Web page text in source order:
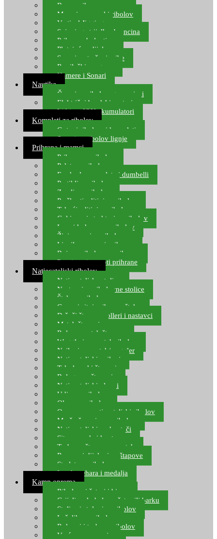
Brum prihrana za more
Mamci za morski ribolov
Vertical Jigging
Spinning strijelke, brancina
Pribor za bolentino
Plutajuća odijela
Sonari za traženje ribe
Ronilački program
Kamere i Sonari
Nautika
Čamci za ribolov, gumenjaci
Električni brodski motori
Lithium ION akumulatori
Kompleti za ribolov
Gotovi ribolovni kompleti
Setovi za ribolov lignje
Prihrana i mamci
Prihrana za ribolov
Pelete za ribolov
Feeder lovne pelete i dumbelli
Partikli za ribolov
Zemlja za ribolov
Praškasti aditivi za ribolov
Tekući aditivi za ribolov
Gel i sprej atraktori za ribolov
Lovni kukuruz za ribolov
Živi mamci za ribolov
Ljepilo za crve i prihranu
Boje za ribolovnu prihranu
Provjereni recepti prihrane
Natjecateljski ribolov
Natjecateljske stolice
Nastavci za ribolovne stolice
Šteke za ribolov
Gume i sitni pribor za šteku
Držači štapova rolleri i nastavci
Match štapovi
Role za match štapove
Waggleri za match ribolov
Najloni za match/waggler
Natjecateljski najloni
Teleskopski štapovi
Bolognese štapovi
Natjecateljski plovci
Udice za ribolov
Olovo za ribolov
Oprema za natjecateljski ribolov
Mreže čuvarice za ribolov
Natjecateljski podmetači
Sito, posude i kante
Torbe za štapove – match
Rezervni dijelovi za štapove
Starlete za ribolov
Izrada pehara i medalja
Kamp oprema
Ribolovni šatori i bivvy
Grijalice, kuhala za šator ili barku
Stolice i stolovi za ribolov
Ležaljke za ribolov
Ruksaci i torbe za ribolov
Vreće za spavanje